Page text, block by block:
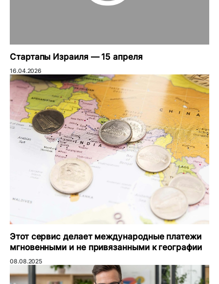
Стартапы Израиля — 15 апреля
16.04.2026
Этот сервис делает международные платежи
мгновенными и не привязанными к географии
08.08.2025